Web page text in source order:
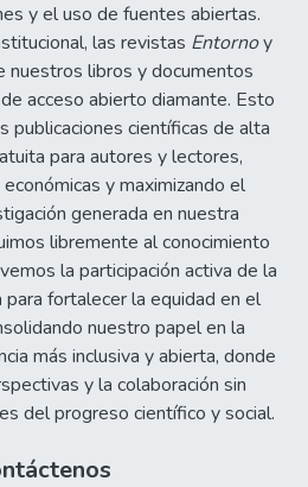
y el uso de fuentes abiertas.
las revistas Entornoy
nuestros libros y documentos
acceso abierto diamante. Esto
publicaciones científicas de alta
para autores y lectores,
y maximizando el
generada en nuestra
libremente al conocimiento
la participación activa de la
para fortalecer la equidad en el
nuestro papel en la
más inclusiva y abierta, donde
y la colaboración sin
del progreso científico y social.